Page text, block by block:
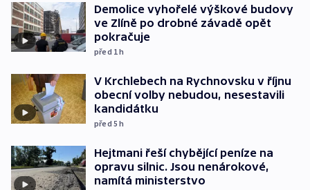
Demolice vyhořelé výškové budovy
ve Zlíně po drobné závadě opět
pokračuje
před 1h
V Krchlebech na Rychnovsku v říjnu
obecní volby nebudou, nesestavili
kandidátku
před 5h
Hejtmani řeší chybějící peníze na
opravu silnic. Jsou nenárokové,
namítá ministerstvo